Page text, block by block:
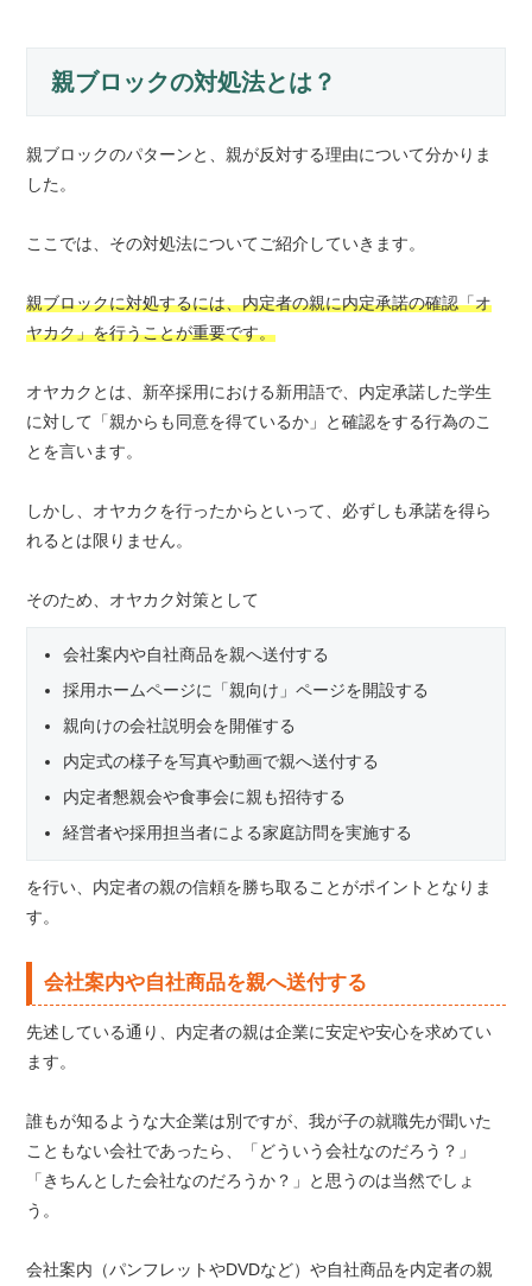
親ブロックの対処法とは？
親ブロックのパターンと、親が反対する理由について分かりま
した。
ここでは、その対処法についてご紹介していきます。
親ブロックに対処するには、内定者の親に内定承諾の確認「オ
ヤカク」を行うことが重要です。
オヤカクとは、新卒採用における新用語で、内定承諾した学生
に対して「親からも同意を得ているか」と確認をする行為のこ
とを言います。
しかし、オヤカクを行ったからといって、必ずしも承諾を得ら
れるとは限りません。
そのため、オヤカク対策として
会社案内や自社商品を親へ送付する
採用ホームページに「親向け」ページを開設する
親向けの会社説明会を開催する
内定式の様子を写真や動画で親へ送付する
内定者懇親会や食事会に親も招待する
経営者や採用担当者による家庭訪問を実施する
を行い、内定者の親の信頼を勝ち取ることがポイントとなりま
す。
会社案内や自社商品を親へ送付する
先述している通り、内定者の親は企業に安定や安心を求めてい
ます。
誰もが知るような大企業は別ですが、我が子の就職先が聞いた
こともない会社であったら、「どういう会社なのだろう？」
「きちんとした会社なのだろうか？」と思うのは当然でしょ
う。
会社案内（パンフレットやDVDなど）や自社商品を内定者の親